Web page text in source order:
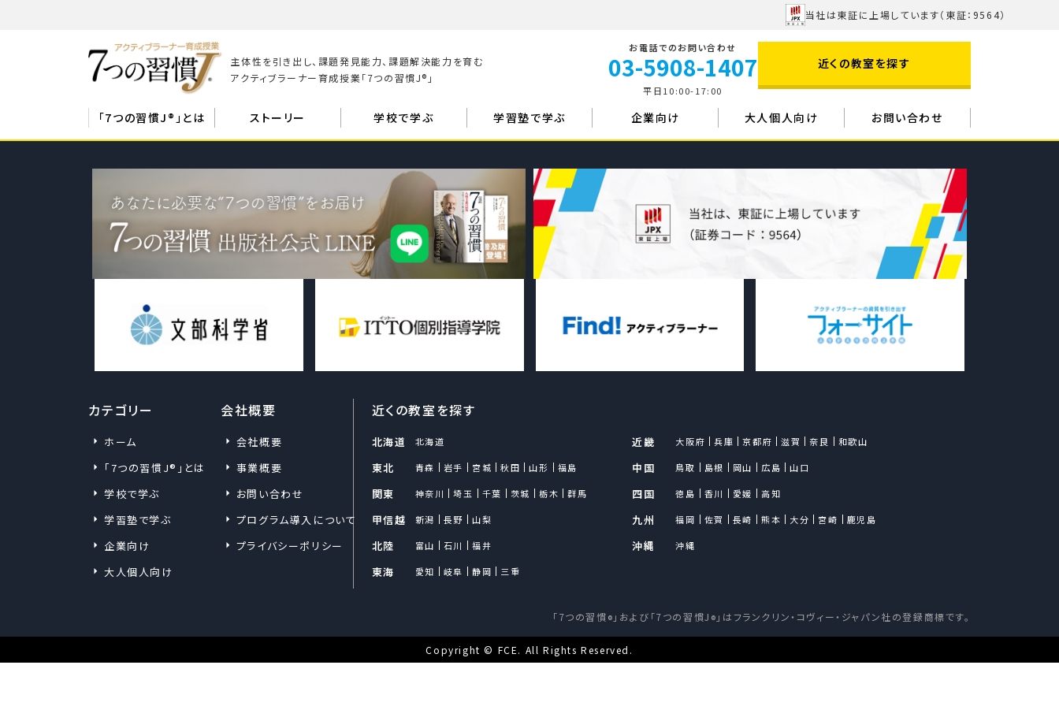
当社は東証に上場しています（東証：9564）
主体性を引き出し、課題発見能力、課題解決能力を育む
アクティブラーナー育成授業「7つの習慣J®」
お電話でのお問い合わせ
03-5908-1407
平日10:00-17:00
近くの教室を探す
「7つの習慣J®」とは ストーリー 学校で学ぶ 学習塾で学ぶ 企業向け 大人個人向け お問い合わせ
カテゴリー
ホーム
「7つの習慣J®」とは
学校で学ぶ
学習塾で学ぶ
企業向け
大人個人向け
会社概要
会社概要
事業概要
お問い合わせ
プログラム導入について
プライバシーポリシー
近くの教室を探す
北海道 北海道
東北 青森 岩手 宮城 秋田 山形 福島
関東 神奈川 埼玉 千葉 茨城 栃木 群馬
甲信越 新潟 長野 山梨
北陸 富山 石川 福井
東海 愛知 岐阜 静岡 三重
近畿 大阪府 兵庫 京都府 滋賀 奈良 和歌山
中国 鳥取 島根 岡山 広島 山口
四国 徳島 香川 愛媛 高知
九州 福岡 佐賀 長崎 熊本 大分 宮崎 鹿児島
沖縄 沖縄
「7つの習慣®」および「7つの習慣J ®」はフランクリン・コヴィー・ジャパン社の登録商標です。
Copyright © FCE. All Rights Reserved.